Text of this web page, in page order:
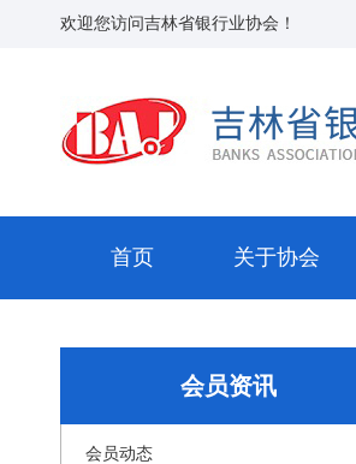
欢迎您访问吉林省银行业协会！
首页 关于协会
会员资讯
会员动态